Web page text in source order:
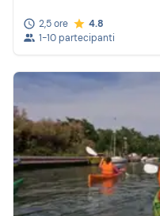
2,5 ore
4.8
1-10 partecipanti